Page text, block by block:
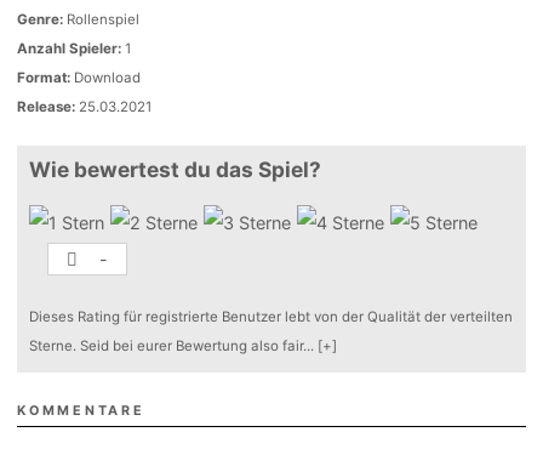
Genre: Rollenspiel
Anzahl Spieler: 1
Format: Download
Release: 25.03.2021
Wie bewertest du das Spiel?
-
Dieses Rating für registrierte Benutzer lebt von der Qualität der verteilten
Sterne. Seid bei eurer Bewertung also fair... [+]
KOMMENTARE